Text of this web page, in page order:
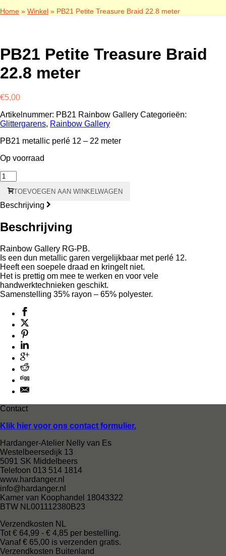
Home » Winkel » PB21 Petite Treasure Braid 22.8 meter
PB21 Petite Treasure Braid
22.8 meter
€5,00
Artikelnummer: PB21 Rainbow Gallery Categorieën:
Glittergarens, Rainbow Gallery
PB21 metallic perlé 12 – 22 meter
Op voorraad
PB21
Petite
Treasure
Braid
aantal
TOEVOEGEN AAN WINKELWAGEN
Beschrijving
Beschrijving
Rainbow Gallery RG-PB.
Is een dun metallic garen vergelijkbaar met perlé 12.
Heeft een soepele draad en kringelt niet.
Het is prettig om mee te werken en voor vele
handwerktechnieken geschikt.
Samenstelling 35% rayon – 65% polyester.
Contact
Klik hier voor ons contact formulier.
Hardanger-Atelier Nelly van Es
Westelbeersedijk 13
5091 SK Middelbeers
Telefoon 013 514 1814
www.hardanger.nl
info@hardanger.nl
Kamer van Koophandel 18043322
BTW NL001112380B23
Verzendkosten NL
Tot € 64,99 - € 4,85 per bestelling.
Vanaf € 65,00 is verzenden gratis.
Verzendkosten Buitenland